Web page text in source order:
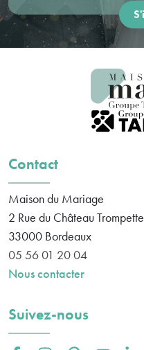
Contact
Maison du Mariage
2 Rue du Château Trompette
33000 Bordeaux
05 56 01 20 04
Nous contacter
Suivez-nous